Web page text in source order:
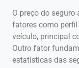
O preço do
fatores como
veículo, principal
Outro fator
estatísticas das